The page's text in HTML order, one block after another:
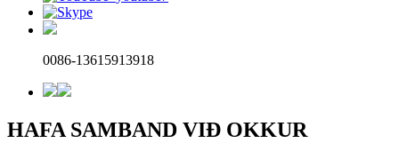
0086-13615913918
HAFA SAMBAND VIÐ OKKUR